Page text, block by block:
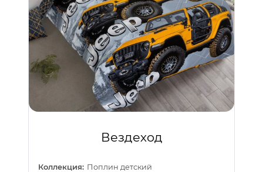
Вездеход
Коллекция: Поплин детский